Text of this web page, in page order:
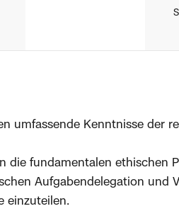
umfassende Kenntnisse der
die fundamentalen ethischen
Aufgabendelegation
einzuteilen.